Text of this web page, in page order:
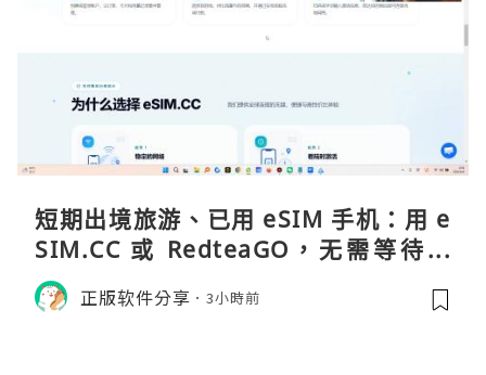
短期出境旅游、已用 eSIM 手机：用 e
SIM.CC 或 RedteaGO，无需等待收
货。需要“当地号码 + 通话短信”（如
打车、外卖、客户联络）：优先 Redt
正版软件分享 3小時前